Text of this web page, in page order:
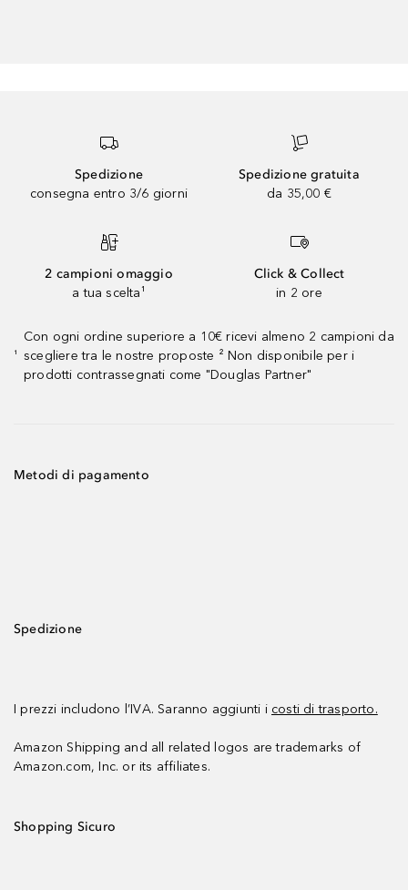
Spedizione
consegna entro 3/6 giorni
Spedizione gratuita
da 35,00 €
2 campioni omaggio
a tua scelta¹
Click & Collect
in 2 ore
¹
Con ogni ordine superiore a 10€ ricevi almeno 2 campioni da
scegliere tra le nostre proposte ² Non disponibile per i
prodotti contrassegnati come "Douglas Partner"
Metodi di pagamento
Spedizione
I prezzi includono l’IVA. Saranno aggiunti i costi di trasporto.
Amazon Shipping and all related logos are trademarks of
Amazon.com, Inc. or its affiliates.
Shopping Sicuro